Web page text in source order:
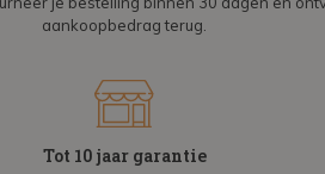
aankoopbedrag terug.
Tot 10 jaar garantie